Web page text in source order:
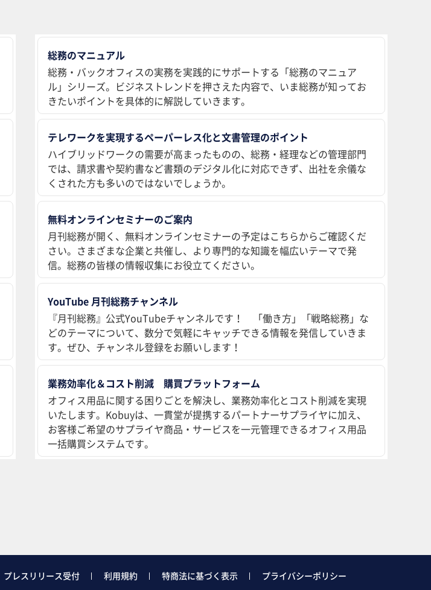
総務のマニュアル
総務・バックオフィスの実務を実践的にサポートする「総務のマニュア
ル」シリーズ。ビジネストレンドを押さえた内容で、いま総務が知ってお
きたいポイントを具体的に解説していきます。
テレワークを実現するペーパーレス化と文書管理のポイント
ハイブリッドワークの需要が高まったものの、総務・経理などの管理部門
では、請求書や契約書など書類のデジタル化に対応できず、出社を余儀な
くされた方も多いのではないでしょうか。
無料オンラインセミナーのご案内
月刊総務が開く、無料オンラインセミナーの予定はこちらからご確認くだ
さい。さまざまな企業と共催し、より専門的な知識を幅広いテーマで発
信。総務の皆様の情報収集にお役立てください。
YouTube 月刊総務チャンネル
『月刊総務』公式YouTubeチャンネルです！ 「働き方」「戦略総務」な
どのテーマについて、数分で気軽にキャッチできる情報を発信していきま
す。ぜひ、チャンネル登録をお願いします！
業務効率化＆コスト削減 購買プラットフォーム
オフィス用品に関する困りごとを解決し、業務効率化とコスト削減を実現
いたします。Kobuyは、一貫堂が提携するパートナーサプライヤに加え、
お客様ご希望のサプライヤ商品・サービスを一元管理できるオフィス用品
一括購買システムです。
プレスリリース受付 利用規約 特商法に基づく表示 プライバシーポリシー